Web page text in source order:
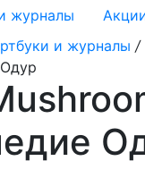
журналы
и журналы /